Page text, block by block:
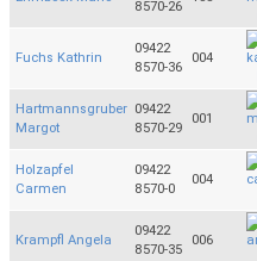
8570-26
Fuchs Kathrin
09422
8570-36
004
Hartmannsgruber
Margot
09422
8570-29
001
Holzapfel
Carmen
09422
8570-0
004
Krampfl Angela
09422
8570-35
006